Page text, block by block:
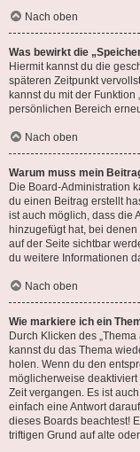
Nach oben
Was bewirkt die
Hiermit kannst du die
späteren Zeitpunkt
kannst du mit der
persönlichen Bereich
Nach oben
Warum muss mein
Die Board-Administration
du einen Beitrag erstellt
ist auch möglich, dass die
hinzugefügt hat, bei
auf der Seite sichtbar
du weitere Informationen
Nach oben
Wie markiere ich ein
Durch Klicken des
kannst du das Thema
holen. Wenn du den
möglicherweise
Zeit vergangen. Es ist
einfach eine Antwort
dieses Boards beachtest!
triftigen Grund auf alte